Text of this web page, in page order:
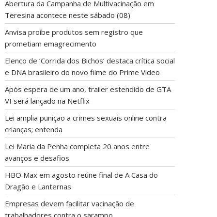
Abertura da Campanha de Multivacinação em
Teresina acontece neste sábado (08)
Anvisa proíbe produtos sem registro que
prometiam emagrecimento
Elenco de ‘Corrida dos Bichos’ destaca crítica social
e DNA brasileiro do novo filme do Prime Video
Após espera de um ano, trailer estendido de GTA
VI será lançado na Netflix
Lei amplia punição a crimes sexuais online contra
crianças; entenda
Lei Maria da Penha completa 20 anos entre
avanços e desafios
HBO Max em agosto reúne final de A Casa do
Dragão e Lanternas
Empresas devem facilitar vacinação de
trabalhadores contra o sarampo